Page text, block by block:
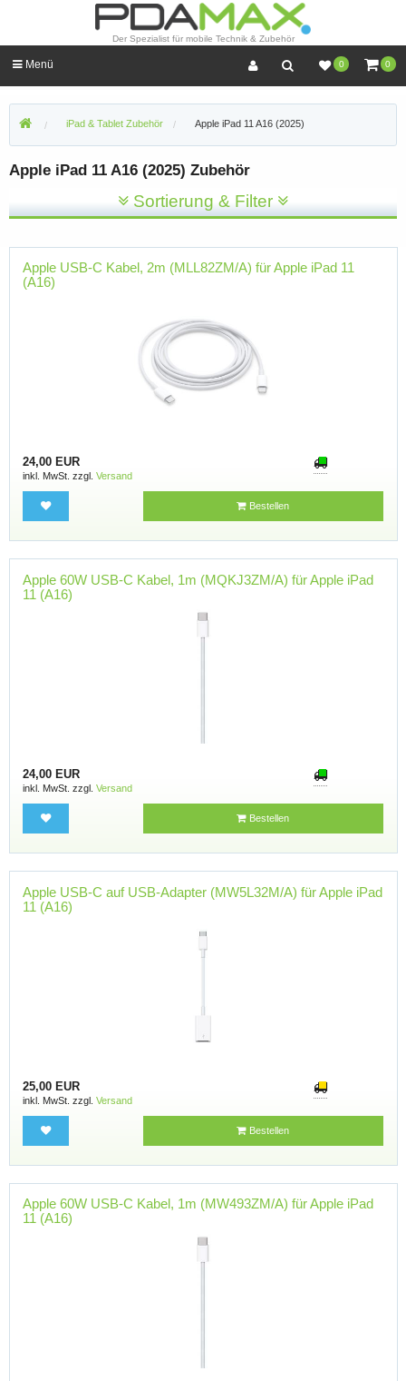
Der Spezialist für mobile Technik & Zubehör
0 0
Menü
iPad & Tablet Zubehör Apple iPad 11 A16 (2025)
Apple iPad 11 A16 (2025) Zubehör
Sortierung & Filter
Apple USB-C Kabel, 2m (MLL82ZM/A) für Apple iPad 11
(A16)
24,00 EUR
inkl. MwSt. zzgl. Versand
Bestellen
Apple 60W USB-C Kabel, 1m (MQKJ3ZM/A) für Apple iPad
11 (A16)
24,00 EUR
inkl. MwSt. zzgl. Versand
Bestellen
Apple USB-C auf USB-Adapter (MW5L32M/A) für Apple iPad
11 (A16)
25,00 EUR
inkl. MwSt. zzgl. Versand
Bestellen
Apple 60W USB-C Kabel, 1m (MW493ZM/A) für Apple iPad
11 (A16)